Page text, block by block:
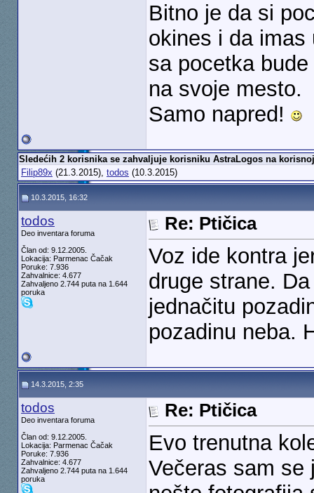
Bitno je da si
okines i da
sa pocetka
na svoje mesto.
Samo napred!
Sledećih 2 korisnika se zahvaljuje korisniku AstraLogos na
Filip89x (21.3.2015), todos (10.3.2015)
10.3.2015, 16:32
todos
Deo inventara foruma
Član od: 9.12.2005.
Lokacija: Parmenac Čačak
Poruke: 7.936
Zahvalnice: 4.677
Zahvaljeno 2.744 puta na 1.644
poruka
Re: Ptičica
Voz ide kontra
druge strane.
jednačitu
pozadinu neba.
14.3.2015, 2:35
todos
Deo inventara foruma
Član od: 9.12.2005.
Lokacija: Parmenac Čačak
Poruke: 7.936
Zahvalnice: 4.677
Zahvaljeno 2.744 puta na 1.644
poruka
Re: Ptičica
Evo trenutna
Večeras sam se